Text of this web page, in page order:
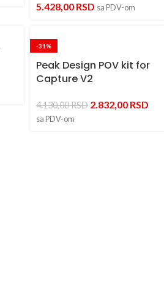
5.428,00 RSD sa PDV-om
-31%
Peak Design POV kit for
Capture V2
4.130,00RSD 2.832,00 RSD
sa PDV-om